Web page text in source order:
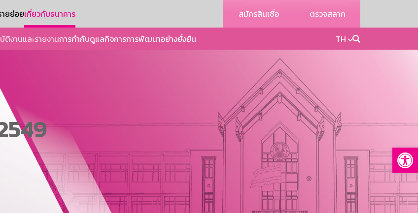
ยย่อยเกี่ยวกับธนาคาร สมัครสินเชื่อ ตรวจสลาก
งานและรายงานการกำกับดูแลกิจการการพัฒนาอย่างยั่งยืน TH